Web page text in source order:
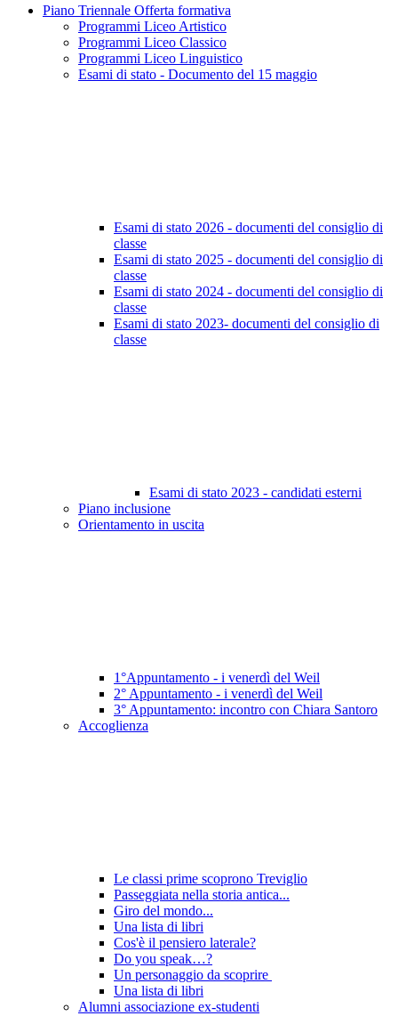
Piano Triennale Offerta formativa
Programmi Liceo Artistico
Programmi Liceo Classico
Programmi Liceo Linguistico
Esami di stato - Documento del 15 maggio
Esami di stato 2026 - documenti del consiglio di
classe
Esami di stato 2025 - documenti del consiglio di
classe
Esami di stato 2024 - documenti del consiglio di
classe
Esami di stato 2023- documenti del consiglio di
classe
Esami di stato 2023 - candidati esterni
Piano inclusione
Orientamento in uscita
1°Appuntamento - i venerdì del Weil
2° Appuntamento - i venerdì del Weil
3° Appuntamento: incontro con Chiara Santoro
Accoglienza
Le classi prime scoprono Treviglio
Passeggiata nella storia antica...
Giro del mondo...
Una lista di libri
Cos'è il pensiero laterale?
Do you speak…?
Un personaggio da scoprire
Una lista di libri
Alumni associazione ex-studenti